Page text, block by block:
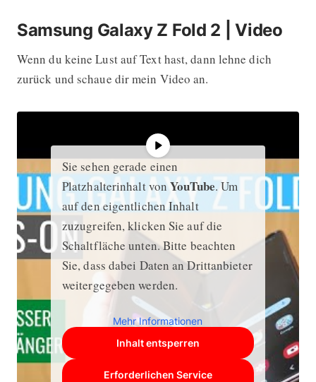
Samsung Galaxy Z Fold 2 | Video
Wenn du keine Lust auf Text hast, dann lehne dich
zurück und schaue dir mein Video an.
Sie sehen gerade einen
Platzhalterinhalt vonYouTube. Um
auf den eigentlichen Inhalt
zuzugreifen, klicken Sie auf die
Schaltfläche unten. Bitte beachten
Sie, dass dabei Daten an Drittanbieter
weitergegeben werden.
Mehr Informationen
Inhalt entsperren
Erforderlichen Service